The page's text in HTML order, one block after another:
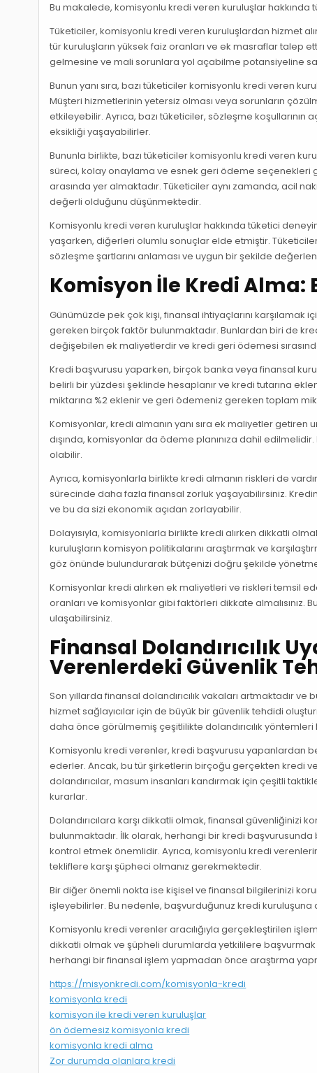
Bu makalede, komisyonlu kredi veren kuruluşlar
Tüketiciler, komisyonlu kredi veren kuruluşlardan hizmet
tür kuruluşların yüksek faiz oranları ve ek masraflar
gelmesine ve mali sorunlara yol açabilme potansiyeline
Bunun yanı sıra, bazı tüketiciler komisyonlu kredi veren
Müşteri hizmetlerinin yetersiz olması veya sorunların
etkileyebilir. Ayrıca, bazı tüketiciler, sözleşme
eksikliği yaşayabilirler.
Bununla birlikte, bazı tüketiciler komisyonlu kredi veren
süreci, kolay onaylama ve esnek geri ödeme seçenekleri
arasında yer almaktadır. Tüketiciler aynı zamanda, acil
değerli olduğunu düşünmektedir.
Komisyonlu kredi veren kuruluşlar hakkında tüketici
yaşarken, diğerleri olumlu sonuçlar elde etmiştir.
sözleşme şartlarını anlaması ve uygun bir şekilde
Komisyon İle Kredi Alma:
Günümüzde pek çok kişi, finansal ihtiyaçlarını karşılamak
gereken birçok faktör bulunmaktadır. Bunlardan biri de
değişebilen ek maliyetlerdir ve kredi geri ödemesi
Kredi başvurusu yaparken, birçok banka veya finansal
belirli bir yüzdesi şeklinde hesaplanır ve kredi tutarına
miktarına %2 eklenir ve geri ödemeniz gereken toplam
Komisyonlar, kredi almanın yanı sıra ek maliyetler
dışında, komisyonlar da ödeme planınıza dahil
olabilir.
Ayrıca, komisyonlarla birlikte kredi almanın riskleri de
sürecinde daha fazla finansal zorluk yaşayabilirsiniz.
ve bu da sizi ekonomik açıdan zorlayabilir.
Dolayısıyla, komisyonlarla birlikte kredi alırken dikkatli
kuruluşların komisyon politikalarını araştırmak ve
göz önünde bulundurarak bütçenizi doğru şekilde
Komisyonlar kredi alırken ek maliyetleri ve riskleri temsil
oranları ve komisyonlar gibi faktörleri dikkate
ulaşabilirsiniz.
Finansal Dolandırıcılık
Verenlerdeki Güvenlik
Son yıllarda finansal dolandırıcılık vakaları artmaktadır
hizmet sağlayıcılar için de büyük bir güvenlik tehdidi
daha önce görülmemiş çeşitlilikte dolandırıcılık yöntemleri
Komisyonlu kredi verenler, kredi başvurusu yapanlardan
ederler. Ancak, bu tür şirketlerin birçoğu gerçekten kredi
dolandırıcılar, masum insanları kandırmak için çeşitli
kurarlar.
Dolandırıcılara karşı dikkatli olmak, finansal
bulunmaktadır. İlk olarak, herhangi bir kredi
kontrol etmek önemlidir. Ayrıca, komisyonlu kredi
tekliflere karşı şüpheci olmanız gerekmektedir.
Bir diğer önemli nokta ise kişisel ve finansal bilgilerinizi
işleyebilirler. Bu nedenle, başvurduğunuz kredi kuruluşuna
Komisyonlu kredi verenler aracılığıyla gerçekleştirilen
dikkatli olmak ve şüpheli durumlarda yetkililere
herhangi bir finansal işlem yapmadan önce araştırma
https://misyonkredi.com/komisyonla-kredi
komisyonla kredi
komisyon ile kredi veren kuruluşlar
ön ödemesiz komisyonla kredi
komisyonla kredi alma
Zor durumda olanlara kredi